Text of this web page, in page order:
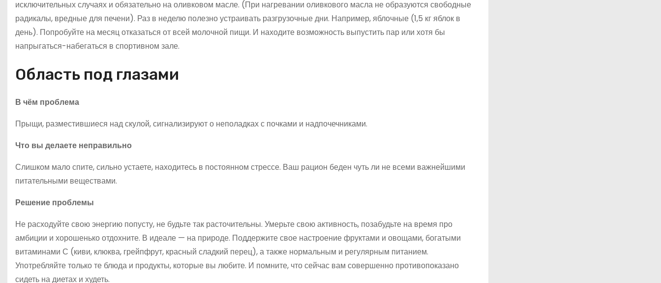
исключительных случаях и обязательно на оливковом масле. (При нагревании оливкового масла не образуются свободные
радикалы, вредные для печени). Раз в неделю полезно устраивать разгрузочные дни. Например, яблочные (1,5 кг яблок в
день). Попробуйте на месяц отказаться от всей молочной пищи. И находите возможность выпустить пар или хотя бы
напрыгаться-набегаться в спортивном зале.
Область под глазами
В чём проблема
Прыщи, разместившиеся над скулой, сигнализируют о неполадках с почками и надпочечниками.
Что вы делаете неправильно
Слишком мало спите, сильно устаете, находитесь в постоянном стрессе. Ваш рацион беден чуть ли не всеми важнейшими
питательными веществами.
Решение проблемы
Не расходуйте свою энергию попусту, не будьте так расточительны. Умерьте свою активность, позабудьте на время про
амбиции и хорошенько отдохните. В идеале — на природе. Поддержите свое настроение фруктами и овощами, богатыми
витаминами С (киви, клюква, грейпфрут, красный сладкий перец), а также нормальным и регулярным питанием.
Употребляйте только те блюда и продукты, которые вы любите. И помните, что сейчас вам совершенно противопоказано
сидеть на диетах и худеть.